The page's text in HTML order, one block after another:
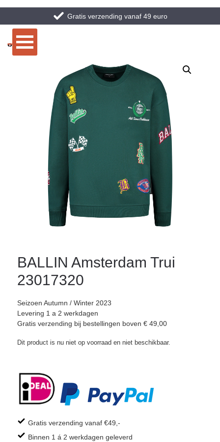
Gratis verzending vanaf 49 euro
BALLIN Amsterdam Trui
23017320
Seizoen Autumn / Winter 2023
Levering 1 a 2 werkdagen
Gratis verzending bij bestellingen boven € 49,00
Dit product is nu niet op voorraad en niet beschikbaar.
Gratis verzending vanaf €49,-
Binnen 1 á 2 werkdagen geleverd